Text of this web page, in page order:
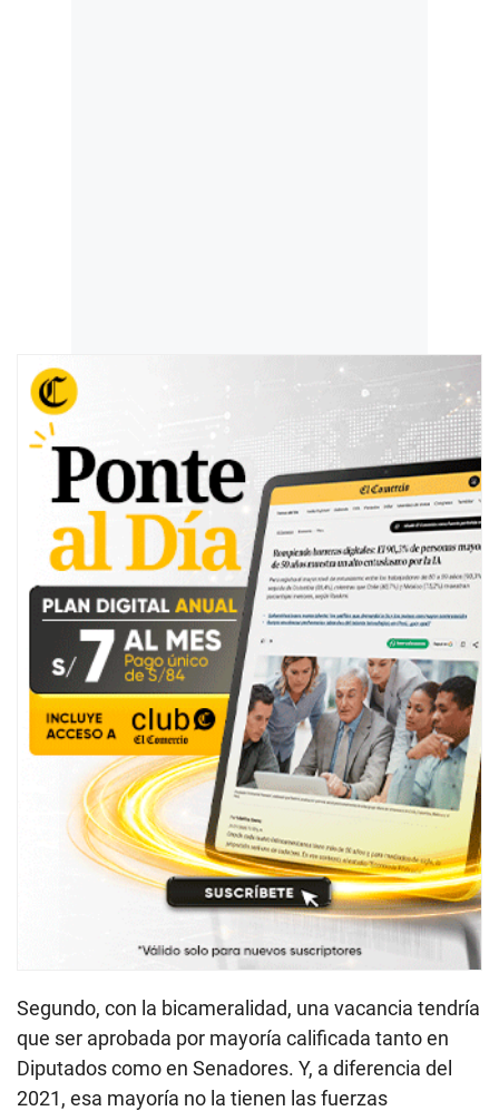
Segundo, con la bicameralidad, una vacancia tendría
que ser aprobada por mayoría calificada tanto en
Diputados como en Senadores. Y, a diferencia del
2021, esa mayoría no la tienen las fuerzas